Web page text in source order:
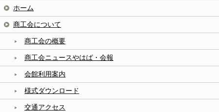
ホーム
商工会について
商工会の概要
商工会ニュースやはば・会報
会館利用案内
様式ダウンロード
交通アクセス